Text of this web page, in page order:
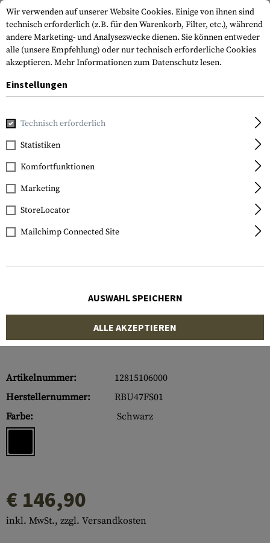
Home Waffenzubehör AK
Leapers
AK Side Folding Stock
for Standard Straight
Tang Receivers
Artikelnummer:
12815106000
Herstellernummer:
RBU47FS01
Farbe:
Schwarz
€ 146,90
inkl. MwSt., zzgl. Versandkosten
Wir verwenden auf unserer Website Cookies. Einige von ihnen sind
technisch erforderlich (z.B. für den Warenkorb, Filter, etc.), während
andere Marketing- und Analysezwecke dienen. Sie können entweder
alle (unsere Empfehlung) oder nur technisch erforderliche Cookies
akzeptieren. Mehr Informationen zum Datenschutz lesen.
Einstellungen
Technisch erforderlich
Statistiken
Komfortfunktionen
Marketing
StoreLocator
Mailchimp Connected Site
AUSWAHL SPEICHERN
ALLE AKZEPTIEREN